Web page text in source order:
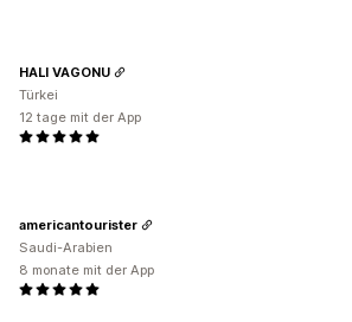
HALI VAGONU
Türkei
12 tage mit der App
americantourister
Saudi-Arabien
8 monate mit der App